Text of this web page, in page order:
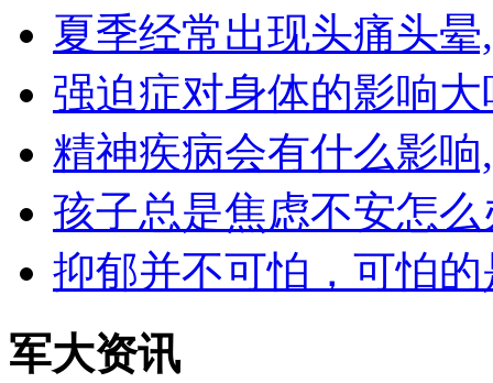
夏季经常出现头痛头
强迫症对身体的影响
精神疾病会有什么影
孩子总是焦虑不安怎
抑郁并不可怕，可怕
军大资讯